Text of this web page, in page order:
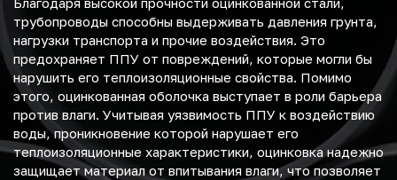
трубопроводы способны выдерживать давления грунта,
нагрузки транспорта и прочие воздействия. Это
предохраняет ППУ от повреждений, которые могли бы
нарушить его теплоизоляционные свойства. Помимо
этого, оцинкованная оболочка выступает в роли барьера
против влаги. Учитывая уязвимость ППУ к воздействию
воды, проникновение которой нарушает его
теплоизоляционные характеристики, оцинковка надежно
защищает материал от впитывания влаги, что позволяет